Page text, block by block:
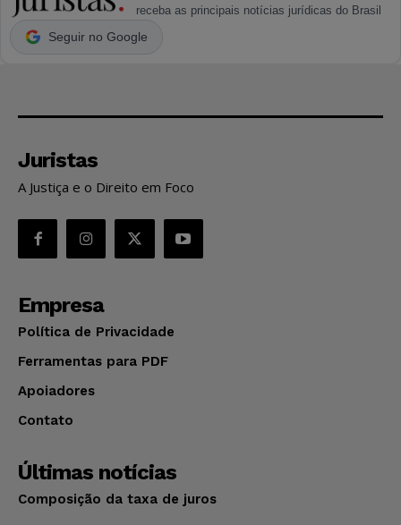
receba as principais notícias jurídicas do Brasil
Seguir no Google
Juristas
A Justiça e o Direito em Foco
Empresa
Política de Privacidade
Ferramentas para PDF
Apoiadores
Contato
Últimas notícias
Composição da taxa de juros